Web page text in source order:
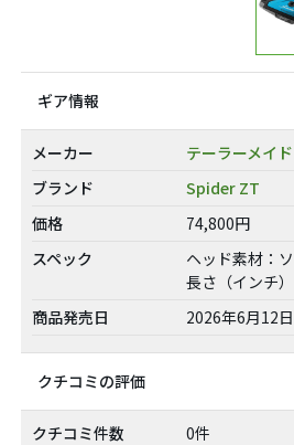
ギア情報
メーカー
テーラーメイ
ブランド
Spider ZT
価格
74,800円
スペック
ヘッド素材：
長さ（インチ
商品発売日
2026年6月12日
クチコミの評価
クチコミ件数
0件